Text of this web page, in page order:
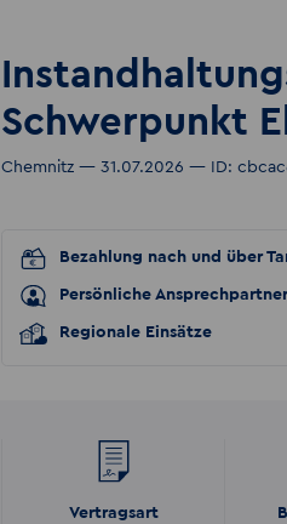
Schwerpunkt
Chemnitz — 31.07.2026 — ID:
Bezahlung nach und über
Persönliche Ansprechpartner
Regionale Einsätze
Vertragsart